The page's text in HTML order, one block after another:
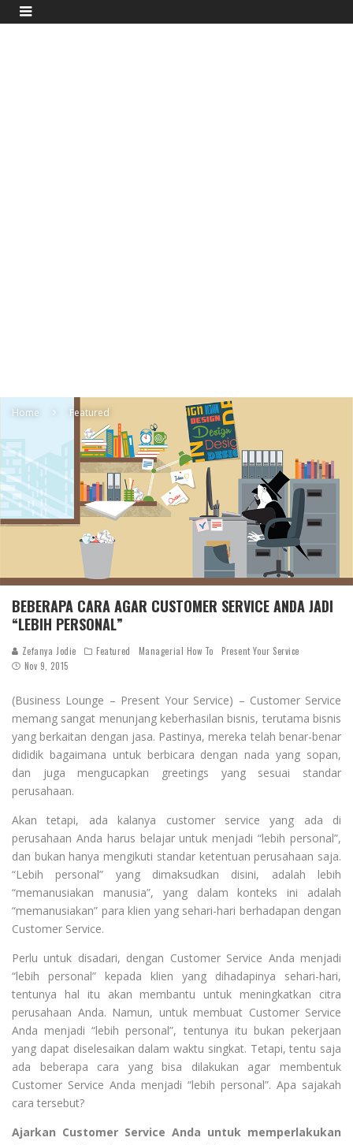
Home Featured
BEBERAPA CARA AGAR CUSTOMER SERVICE ANDA JADI
“LEBIH PERSONAL”
Zefanya Jodie Featured Managerial How To
Present Your Service
Nov 9, 2015
(Business Lounge – Present Your Service) – Customer Service
memang sangat menunjang keberhasilan bisnis, terutama bisnis
yang berkaitan dengan jasa. Pastinya, mereka telah benar-benar
dididik bagaimana untuk berbicara dengan nada yang sopan,
dan juga mengucapkan greetings yang sesuai standar
perusahaan.
Akan tetapi, ada kalanya customer service yang ada di
perusahaan Anda harus belajar untuk menjadi “lebih personal”,
dan bukan hanya mengikuti standar ketentuan perusahaan saja.
“Lebih personal” yang dimaksudkan disini, adalah lebih
“memanusiakan manusia”, yang dalam konteks ini adalah
“memanusiakan” para klien yang sehari-hari berhadapan dengan
Customer Service.
Perlu untuk disadari, dengan Customer Service Anda menjadi
“lebih personal” kepada klien yang dihadapinya sehari-hari,
tentunya hal itu akan membantu untuk meningkatkan citra
perusahaan Anda. Namun, untuk membuat Customer Service
Anda menjadi “lebih personal”, tentunya itu bukan pekerjaan
yang dapat diselesaikan dalam waktu singkat. Tetapi, tentu saja
ada beberapa cara yang bisa dilakukan agar membentuk
Customer Service Anda menjadi “lebih personal”. Apa sajakah
cara tersebut?
Ajarkan Customer Service Anda untuk memperlakukan